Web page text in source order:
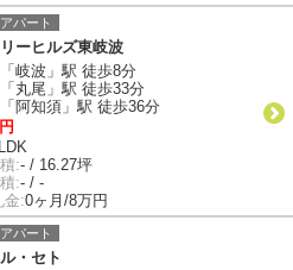
パート
ーヒルズ東岐波
岐波」駅 徒歩8分
丸尾」駅 徒歩33分
阿知須」駅 徒歩36分
:- / 16.27坪
:- / -
金:0ヶ月/8万円
パート
・セト